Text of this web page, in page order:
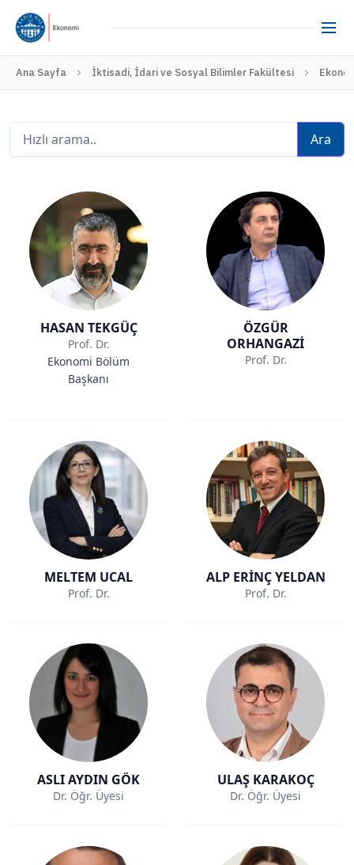
Ana Sayfa İktisadi, İdari ve Sosyal Bilimler Fakültesi
Ara
HASAN TEKGÜÇ
Prof. Dr.
Ekonomi Bölüm
Başkanı
ÖZGÜR
ORHANGAZİ
Prof. Dr.
MELTEM UCAL
Prof. Dr.
ALP ERİNÇ YELDAN
Prof. Dr.
ASLI AYDIN GÖK
Dr. Öğr. Üyesi
ULAŞ KARAKOÇ
Dr. Öğr. Üyesi